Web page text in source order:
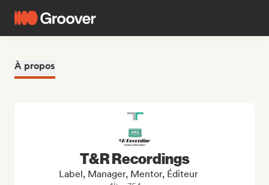
À propos
T&R Recordings
Label, Manager, Mentor, Éditeur